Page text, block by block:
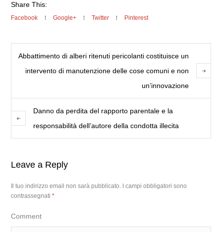
Share This:
Facebook Google+ Twitter Pinterest
Abbattimento di alberi ritenuti pericolanti costituisce un
intervento di manutenzione delle cose comuni e non
un’innovazione
Danno da perdita del rapporto parentale e la
responsabilità dell’autore della condotta illecita
Leave a Reply
Il tuo indirizzo email non sarà pubblicato.
I campi obbligatori sono
contrassegnati*
Comment